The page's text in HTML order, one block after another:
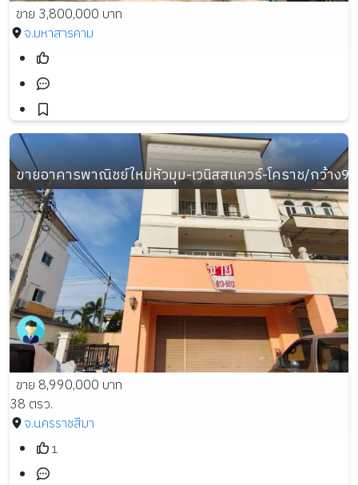
ขาย 3,800,000 บาท
จ.มหาสารคาม
ขายอาคารพาณิชย์ใหม่หัวมุม-เวนิสสแควร์-โคราช/กว้าง
ขาย 8,990,000 บาท
38 ตรว.
จ.นครราชสีมา
1